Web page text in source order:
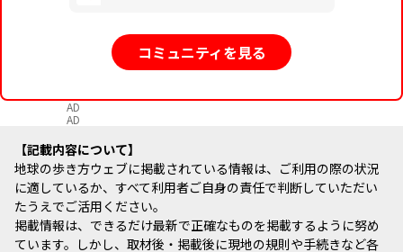
コミュニティを見る
AD
AD
記載内容について
地球の歩き方ウェブに掲載されている情報は、ご利用の際の状況
に適しているか、すべて利用者ご自身の責任で判断していただい
たうえでご活用ください。
掲載情報は、できるだけ最新で正確なものを掲載するように努め
ています。しかし、取材後・掲載後に現地の規則や手続きなど各